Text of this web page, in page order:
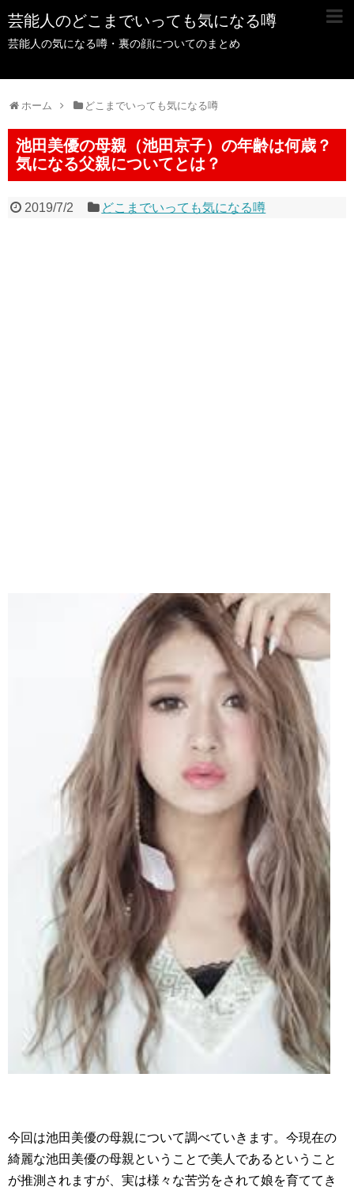
芸能人のどこまでいっても気になる噂
芸能人の気になる噂・裏の顔についてのまとめ
ホーム どこまでいっても気になる噂
池田美優の母親（池田京子）の年齢は何歳？
気になる父親についてとは？
2019/7/2 どこまでいっても気になる噂
今回は池田美優の母親について調べていきます。今現在の
綺麗な池田美優の母親ということで美人であるということ
が推測されますが、実は様々な苦労をされて娘を育ててき